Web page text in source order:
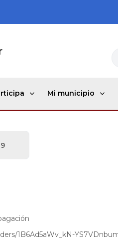
Mi municipio
1B6Ad5aWv_kN-